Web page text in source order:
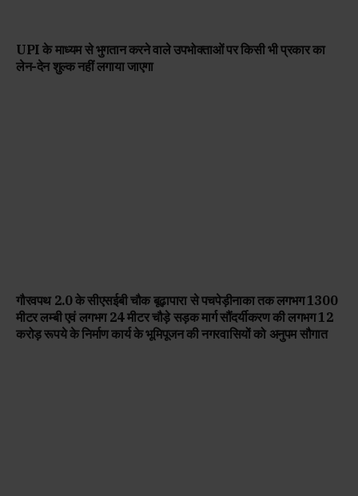
UPI के माध्यम से भुगतान करने वाले उपभोक्ताओं पर किसी भी प्रकार का
लेन-देन शुल्क नहीं लगाया जाएगा
गौरवपथ 2.0 के सीएसईबी चौक बूढ़ापारा से पचपेड़ीनाका तक लगभग 1300
मीटर लम्बी एवं लगभग 24 मीटर चौड़े सड़क मार्ग सौंदर्यीकरण की लगभग 12
करोड़ रूपये के निर्माण कार्य के भूमिपूजन की नगरवासियों को अनुपम सौगात